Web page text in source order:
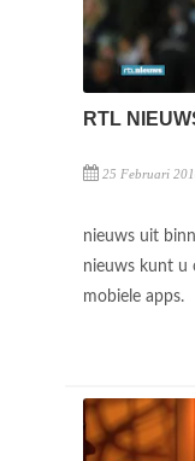
RTL
25 Februari
nieuws uit
nieuws kunt u
mobiele apps.